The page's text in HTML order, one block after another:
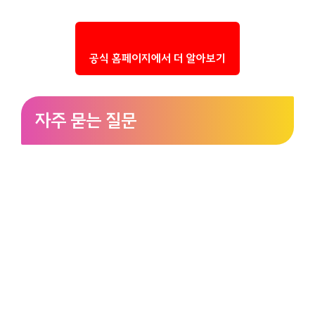
공식 홈페이지에서 더 알아보기
자주 묻는 질문